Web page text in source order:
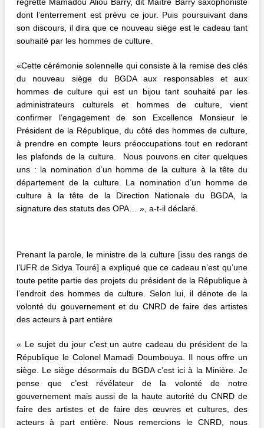
dont l’enterrement est prévu ce jour. Puis poursuivant dans
son discours, il dira que ce nouveau siège est le cadeau tant
souhaité par les hommes de culture.
«Cette cérémonie solennelle qui consiste à la remise des clés
du nouveau siège du BGDA aux responsables et aux
hommes de culture qui est un bijou tant souhaité par les
administrateurs culturels et hommes de culture, vient
confirmer l’engagement de son Excellence Monsieur le
Président de la République, du côté des hommes de culture,
à prendre en compte leurs préoccupations tout en redorant
les plafonds de la culture. Nous pouvons en citer quelques
uns : la nomination d’un homme de la culture à la tête du
département de la culture. La nomination d’un homme de
culture à la tête de la Direction Nationale du BGDA, la
signature des statuts des OPA… », a-t-il déclaré.
Prenant la parole, le ministre de la culture [issu des rangs de
l’UFR de Sidya Touré] a expliqué que ce cadeau n’est qu’une
toute petite partie des projets du président de la République à
l’endroit des hommes de culture. Selon lui, il dénote de la
volonté du gouvernement et du CNRD de faire des artistes
des acteurs à part entière
« Le sujet du jour c’est un autre cadeau du président de la
République le Colonel Mamadi Doumbouya. Il nous offre un
siège. Le siège désormais du BGDA c’est ici à la Minière. Je
pense que c’est révélateur de la volonté de notre
gouvernement mais aussi de la haute autorité du CNRD de
faire des artistes et de faire des œuvres et cultures, des
acteurs à part entière. Nous remercions le CNRD, nous